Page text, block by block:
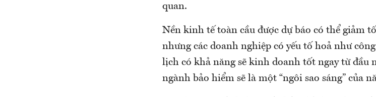
quan.
Nền kinh tế toàn cầu được dự báo có thể giảm
nhưng các doanh nghiệp có yếu tố hoả như
lịch có khả năng sẽ kinh doanh tốt ngay từ đầu
ngành bảo hiểm sẽ là một “ngôi sao sáng” của